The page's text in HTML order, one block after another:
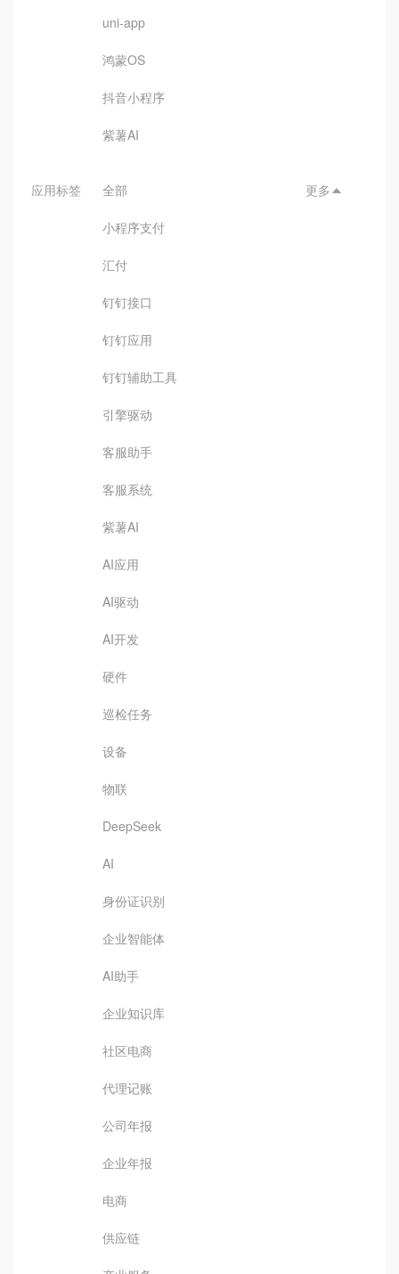
uni-app
鸿蒙OS
抖音小程序
紫薯AI
应用标签 全部
小程序支付
汇付
钉钉接口
钉钉应用
钉钉辅助工具
引擎驱动
客服助手
客服系统
紫薯AI
AI应用
AI驱动
AI开发
硬件
巡检任务
设备
物联
DeepSeek
AI
身份证识别
企业智能体
AI助手
企业知识库
社区电商
代理记账
公司年报
企业年报
电商
供应链
更多 